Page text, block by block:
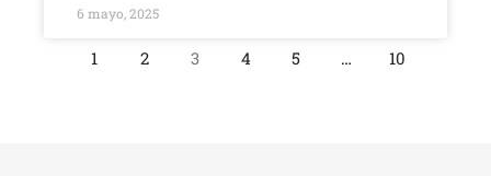
6 mayo, 2025
1 2 3 4 5 … 10